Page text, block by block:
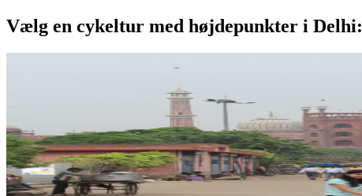
Vælg en cykeltur med højdepunkter i Delhi: